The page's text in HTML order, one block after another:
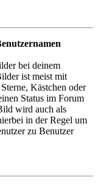
bei deinem
ist meist mit
Kästchen oder
Status im Forum
wird auch als
in der Regel um
zu Benutzer